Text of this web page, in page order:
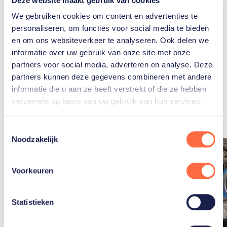
We gebruiken cookies om content en advertenties te
personaliseren, om functies voor social media te bieden
en om ons websiteverkeer te analyseren. Ook delen we
informatie over uw gebruik van onze site met onze
partners voor social media, adverteren en analyse. Deze
partners kunnen deze gegevens combineren met andere
informatie die u aan ze heeft verstrekt of die ze hebben
verzameld op basis van uw gebruik van hun services.
Noodzakelijk
Voorkeuren
Statistieken
Gerelateerde
artikelen
Toon alle